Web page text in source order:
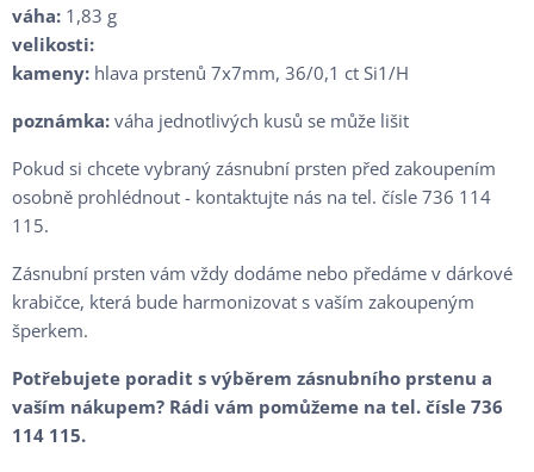
váha: 1,83 g
velikosti:
kameny: hlava prstenů 7x7mm, 36/0,1 ct Si1/H
poznámka: váha jednotlivých kusů se může lišit
Pokud si chcete vybraný zásnubní prsten před zakoupením
osobně prohlédnout - kontaktujte nás na tel. čísle 736 114
115.
Zásnubní prsten vám vždy dodáme nebo předáme v dárkové
krabičce, která bude harmonizovat s vaším zakoupeným
šperkem.
Potřebujete poradit s výběrem zásnubního prstenu a
vaším nákupem? Rádi vám pomůžeme na tel. čísle 736
114 115.